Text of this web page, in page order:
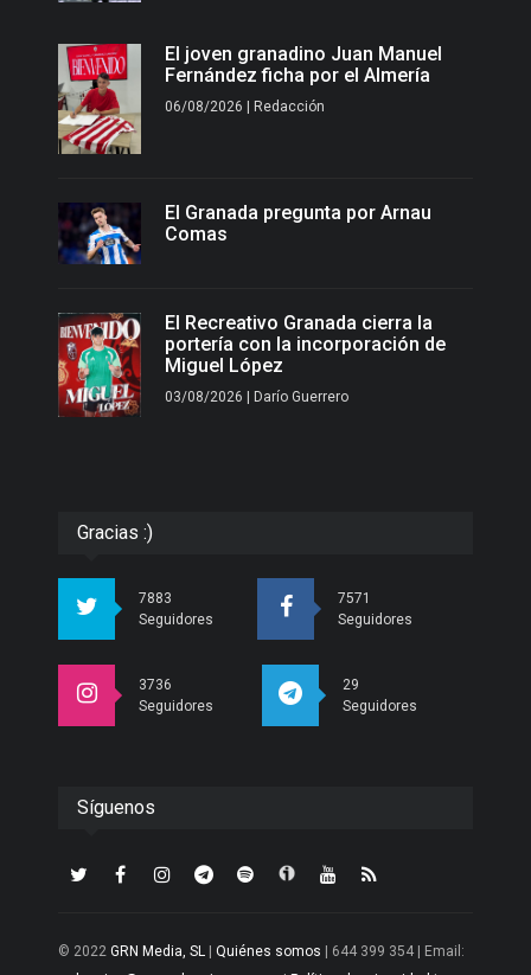
El joven granadino Juan Manuel
Fernández ficha por el Almería
06/08/2026 | Redacción
El Granada pregunta por Arnau
Comas
El Recreativo Granada cierra la
portería con la incorporación de
Miguel López
03/08/2026 | Darío Guerrero
Gracias :)
7883
Seguidores
7571
Seguidores
3736
Seguidores
29
Seguidores
Síguenos
© 2022 GRN Media, SL | Quiénes somos | 644 399 354 | Email: